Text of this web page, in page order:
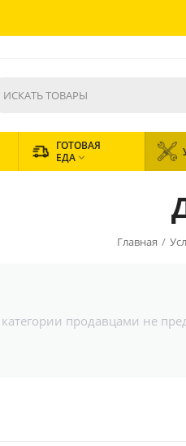
ГОТОВАЯ
ЕДА 
Главная /
продавцами не